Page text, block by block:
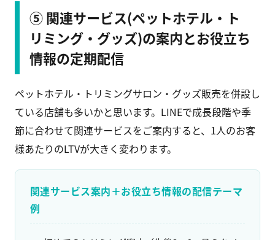
⑤ 関連サービス(ペットホテル・ト
リミング・グッズ)の案内とお役立ち
情報の定期配信
ペットホテル・トリミングサロン・グッズ販売を併設し
ている店舗も多いかと思います。LINEで成長段階や季
節に合わせて関連サービスをご案内すると、1人のお客
様あたりのLTVが大きく変わります。
関連サービス案内＋お役立ち情報の配信テーマ
例